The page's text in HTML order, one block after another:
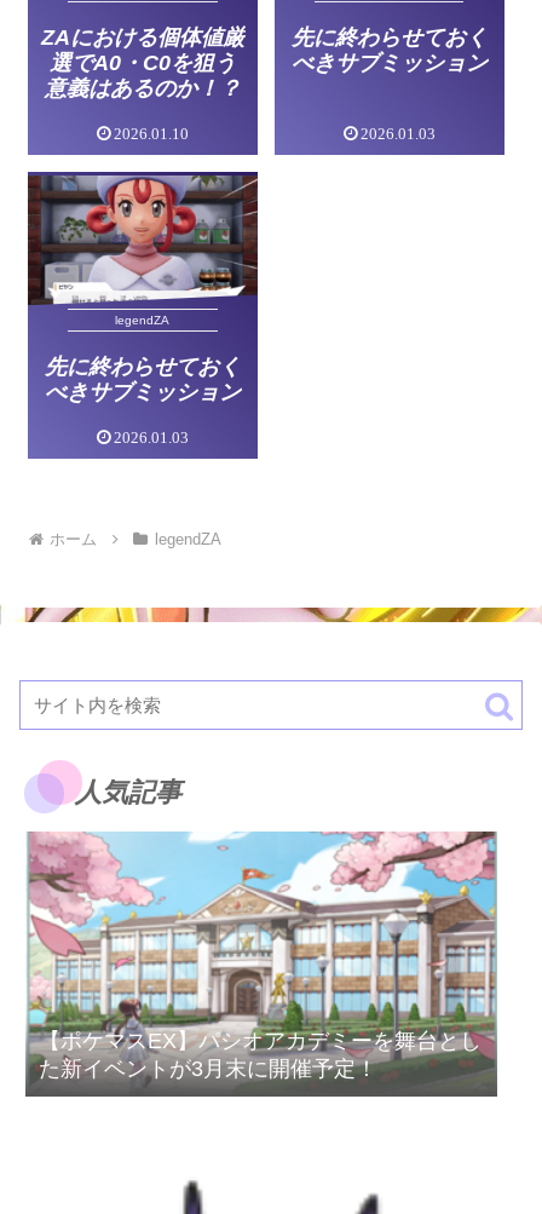
ZAにおける個体値厳
選でA0・C0を狙う
意義はあるのか！？
2026.01.10
先に終わらせておく
べきサブミッション
2026.01.03
legendZA
先に終わらせておく
べきサブミッション
2026.01.03
ホーム legendZA
人気記事
【ポケマスEX】パシオアカデミーを舞台とし
た新イベントが3月末に開催予定！